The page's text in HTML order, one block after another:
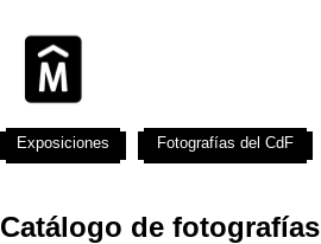
Catálogo de fotografías
Exposiciones Fotografías del CdF